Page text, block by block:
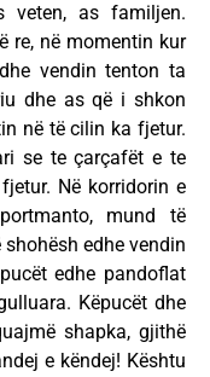
veten, as familjen.
re, në momentin kur
vendin tenton ta
dhe as që i shkon
në të cilin ka fjetur.
se te çarçafët e te
Në korridorin e
mund të
edhe vendin
edhe pandoflat
Këpucët dhe
shapka, gjithë
e këndej! Kështu